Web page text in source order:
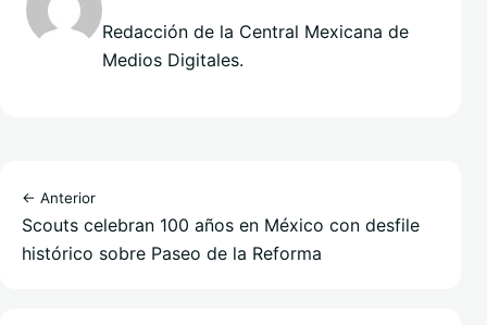
Redacción de la Central Mexicana de
Medios Digitales.
← Anterior
Scouts celebran 100 años en México con desfile
histórico sobre Paseo de la Reforma